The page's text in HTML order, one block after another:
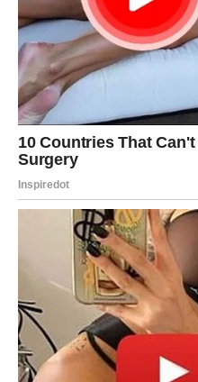
Poruka ljubavi za Jarca:Ne
ugrožava tvoju snagu.
VODOLIJA
Vodolije u naredna tri dana
emotivne trenutke
priznanja mogu te zateći
Ako si u vezi, važno je da
racionalizuješ.
Poruka ljubavi za Vodoliju:
prepoznati.
RIBE